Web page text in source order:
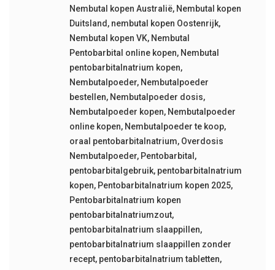
Nembutal kopen Australië, Nembutal kopen
Duitsland , nembutal kopen Oostenrijk,
Nembutal kopen VK, Nembutal
Pentobarbital online kopen, Nembutal
pentobarbitalnatrium kopen,
Nembutalpoeder, Nembutalpoeder
bestellen, Nembutalpoeder dosis,
Nembutalpoeder kopen, Nembutalpoeder
online kopen, Nembutalpoeder te koop,
oraal pentobarbitalnatrium, Overdosis
Nembutalpoeder, Pentobarbital ,
pentobarbitalgebruik, pentobarbitalnatrium
kopen, Pentobarbitalnatrium kopen 2025,
Pentobarbitalnatrium kopen
pentobarbitalnatriumzout,
pentobarbitalnatrium slaappillen,
pentobarbitalnatrium slaappillen zonder
recept, pentobarbitalnatrium tabletten,